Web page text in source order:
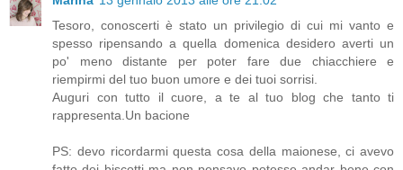
Tesoro, conoscerti è stato un privilegio di cui mi vanto e
spesso ripensando a quella domenica desidero averti un
po' meno distante per poter fare due chiacchiere e
riempirmi del tuo buon umore e dei tuoi sorrisi.
Auguri con tutto il cuore, a te al tuo blog che tanto ti
rappresenta.Un bacione
PS: devo ricordarmi questa cosa della maionese, ci avevo